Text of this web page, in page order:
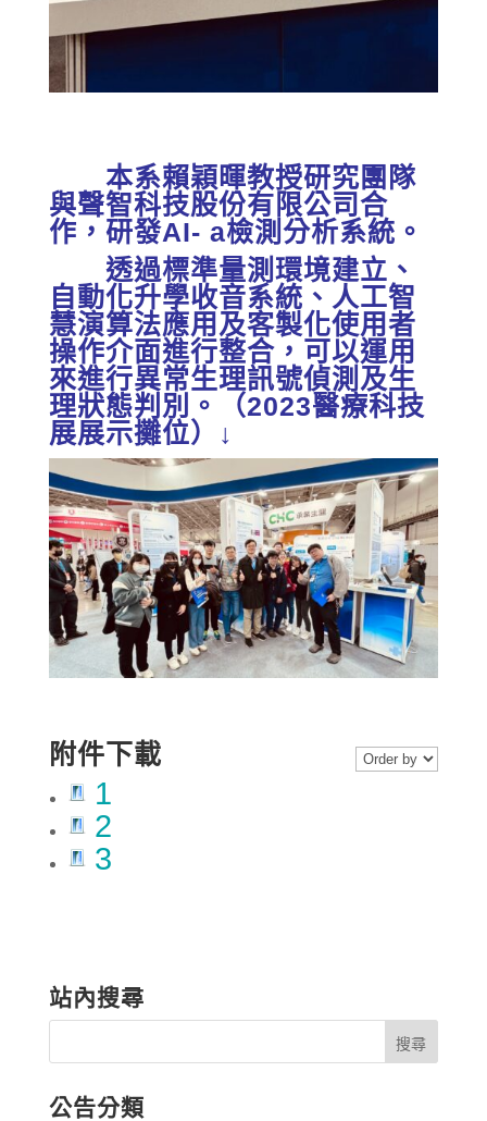
本系賴穎暉教授研究團隊
與聲智科技股份有限公司合
作，研發AI- a檢測分析系統。
透過標準量測環境建立、
自動化升學收音系統、人工智
慧演算法應用及客製化使用者
操作介面進行整合，可以運用
來進行異常生理訊號偵測及生
理狀態判別。（2023醫療科技
展展示攤位）↓
附件下載
1
2
3
站內搜尋
公告分類